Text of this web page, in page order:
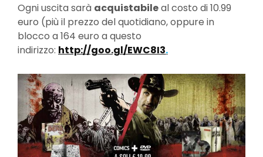
Ogni uscita sarà acquistabileal costo di 10.99
euro (più il prezzo del quotidiano, oppure in
blocco a 164 euro a questo
indirizzo: http://goo.gl/EWC8I3.